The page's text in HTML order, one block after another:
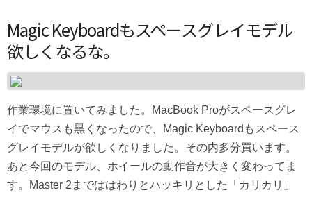
Magic Keyboardもスペースグレイモデル
欲しくなるな。
作業環境に置いてみました。MacBook Proがスペースグレ
イでマウスも黒くなったので、Magic Keyboardもスペース
グレイモデルが欲しくなりました。その内多分買います。
あと今回のモデル、ホイールの動作音が大きく変わってま
す。Master 2までははわりとハッキリとした「カリカリ」